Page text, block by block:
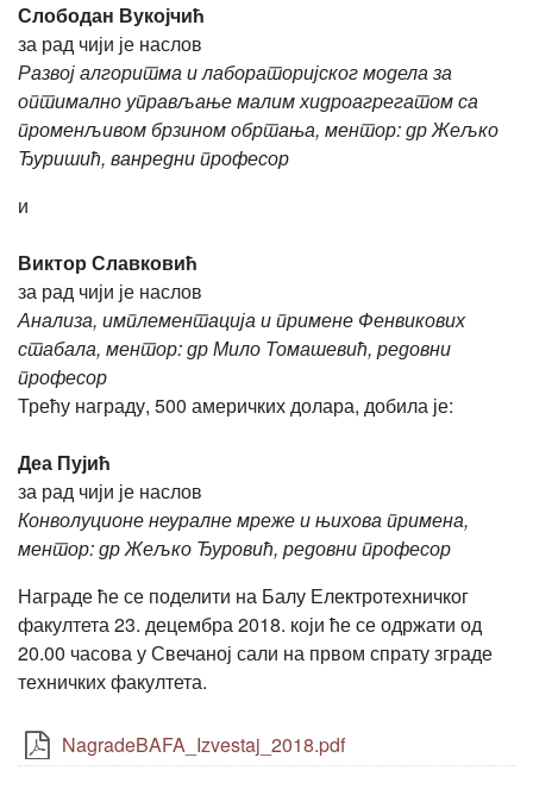
Слободан Вукојчић
за рад чији је наслов
Развој алгоритма и лабораторијског модела за
оптимално управљање малим хидроагрегатом са
променљивом брзином обртања, ментор: др Жељко
Ђуришић, ванредни професор
и
Виктор Славковић
за рад чији је наслов
Анализа, имплементација и примене Фенвикових
стабала, ментор: др Мило Томашевић, редовни
професор
Трећу награду, 500 америчких долара, добила је:
Деа Пујић
за рад чији је наслов
Конволуционе неуралне мреже и њихова примена,
ментор: др Жељко Ђуровић, редовни професор
Награде ће се поделити на Балу Електротехничког
факултета 23. децембра 2018. који ће се одржати од
20.00 часова у Свечаној сали на првом спрату зграде
техничких факултета.
NagradeBAFA_Izvestaj_2018.pdf